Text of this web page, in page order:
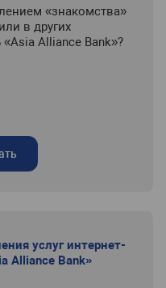
«знакомства»
в других
Alliance Bank»?
услуг интернет-
Alliance Bank»